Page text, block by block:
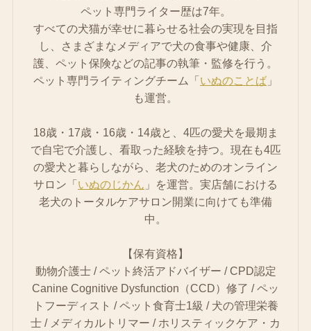
ペット専門ライター歴は7年。
すべての犬猫が幸せに暮らせる社会の実現を目指
し、さまざまなメディアで犬の食事や健康、介
護、ペット保険などの記事の執筆・監修を行う。
ペット専門ライティングチーム「いぬのことば 」
も運営。
18歳・17歳・16歳・14歳と、4匹の愛犬を最期ま
で自宅で介護し、看取った経験を持つ。現在も4匹
の愛犬と暮らしながら、老犬のためのオンライン
サロン「いぬのじかん 」を運営。実店舗における
老犬のトータルケアサロン開業に向けても準備
中。
【保有資格】
動物介護士 / ペット終活アドバイザー / CPD認定
Canine Cognitive Dysfunction（CCD）修了 / ペッ
トフーディスト / ペット食育士1級 / 犬の管理栄養
士 / メディカルトリマー / ホリスティックケア・カ